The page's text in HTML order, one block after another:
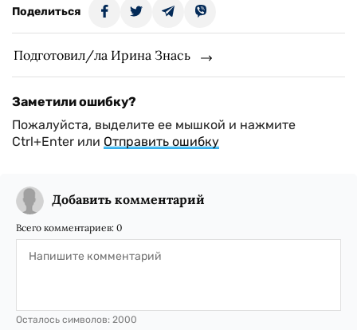
Поделиться
Подготовил/ла Ирина Знась
Заметили ошибку?
Пожалуйста, выделите ее мышкой и нажмите
Ctrl+Enter или Отправить ошибку
Добавить комментарий
Всего комментариев: 0
Осталось символов: 2000